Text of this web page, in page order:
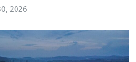
2026